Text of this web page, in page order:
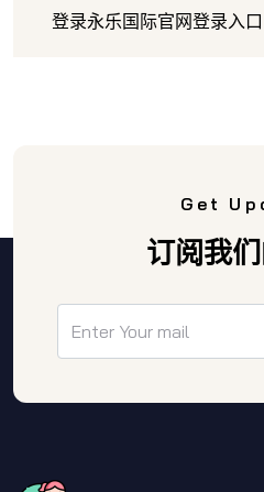
登录永乐国际官网登录入口
Get
订阅我